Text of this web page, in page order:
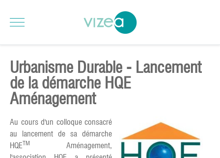
Urbanisme Durable - Lancement
de la démarche HQE
Aménagement
Au cours d'un colloque consacré
au lancement de sa démarche
HQETM
Aménagement,